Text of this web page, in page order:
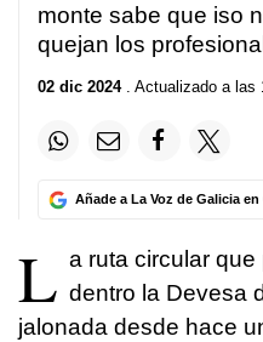
monte sabe que iso
quejan los
02 dic 2024. Actualizado a las
Añade a La Voz de Galicia
L a ruta circular
dentro la Devesa
jalonada desde hace